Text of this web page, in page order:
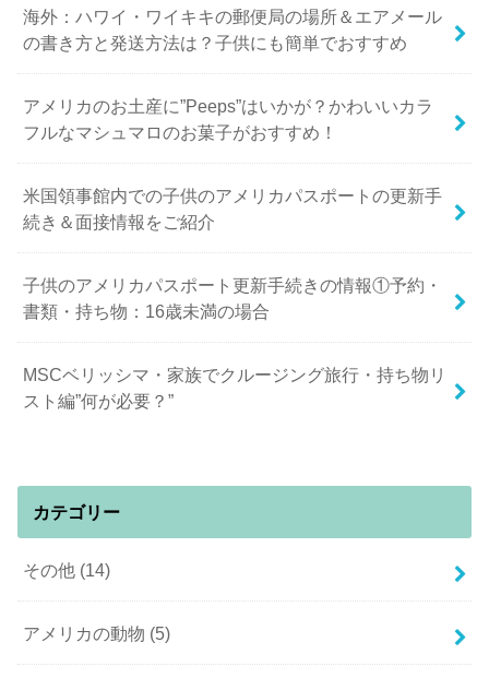
海外：ハワイ・ワイキキの郵便局の場所＆エアメール
の書き方と発送方法は？子供にも簡単でおすすめ
アメリカのお土産に”Peeps”はいかが？かわいいカラ
フルなマシュマロのお菓子がおすすめ！
米国領事館内での子供のアメリカパスポートの更新手
続き＆面接情報をご紹介
子供のアメリカパスポート更新手続きの情報①予約・
書類・持ち物：16歳未満の場合
MSCベリッシマ・家族でクルージング旅行・持ち物リ
スト編”何が必要？”
カテゴリー
その他 (14)
アメリカの動物 (5)